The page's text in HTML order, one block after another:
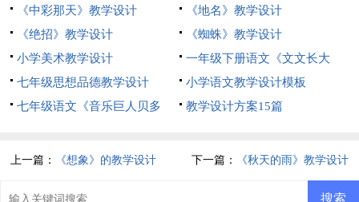
《中彩那天》教学设计
《地名》教学设计
《绝招》教学设计
《蜘蛛》教学设计
小学美术教学设计
一年级下册语文《文文长大
了》教学设计
七年级思想品德教学设计
小学语文教学设计模板
七年级语文《音乐巨人贝多
教学设计方案15篇
上一篇： 《想象》的教学设计 下一篇： 《秋天的雨》教学设计